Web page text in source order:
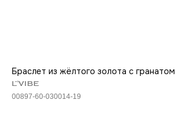
Браслет из жёлтого золота с гранатом
L'VIBE
00897-60-030014-19